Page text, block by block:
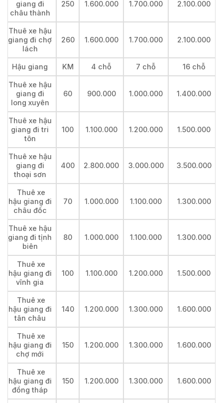
giang đi
châu thành
250 1.600.000 1.700.000 2.100.000
Thuê xe hậu
giang đi chợ
lách
260 1.600.000 1.700.000 2.100.000
Hậu giang KM 4 chỗ 7 chỗ 16 chỗ
Thuê xe hậu
giang đi
long xuyên
60 900.000 1.000.000 1.400.000
Thuê xe hậu
giang đi tri
tôn
100 1.100.000 1.200.000 1.500.000
Thuê xe hậu
giang đi
thoại sơn
400 2.800.000 3.000.000 3.500.000
Thuê xe
hậu giang đi
châu đốc
70 1.000.000 1.100.000 1.300.000
Thuê xe hậu
giang đi tịnh
biên
80 1.000.000 1.100.000 1.300.000
Thuê xe
hậu giang đi
vĩnh gia
100 1.100.000 1.200.000 1.500.000
Thuê xe
hậu giang đi
tân châu
140 1.200.000 1.300.000 1.600.000
Thuê xe
hậu giang đi
chợ mới
150 1.200.000 1.300.000 1.600.000
Thuê xe
hậu giang đi
đồng tháp
150 1.200.000 1.300.000 1.600.000